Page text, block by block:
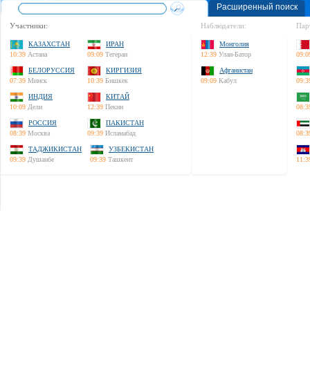
Расширенный поиск
Участники:
КАЗАХСТАН
10:39 Астана
ИРАН
09:09 Тегеран
БЕЛОРУССИЯ
07:39 Минск
КИРГИЗИЯ
10:39 Бишкек
ИНДИЯ
10:09 Дели
КИТАЙ
12:39 Пекин
РОССИЯ
08:39 Москва
ПАКИСТАН
09:39 Исламабад
ТАДЖИКИСТАН
09:39 Душанбе
УЗБЕКИСТАН
09:39 Ташкент
Наблюдатели:
Монголия
12:39 Улан-Батор
Афганистан
09:09 Кабул